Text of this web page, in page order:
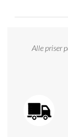
Alle priser